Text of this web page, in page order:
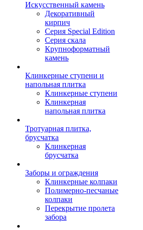
Искусственный камень
Декоративный
кирпич
Серия Special Edition
Серия скала
Крупноформатный
камень
Клинкерные ступени и
напольная плитка
Клинкерные ступени
Клинкерная
напольная плитка
Тротуарная плитка,
брусчатка
Клинкерная
брусчатка
Заборы и ограждения
Клинкерные колпаки
Полимерно-песчаные
колпаки
Перекрытие пролета
забора